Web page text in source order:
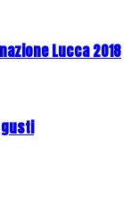
Lucca 2018